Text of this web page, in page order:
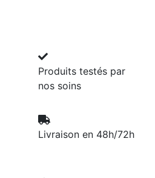
Produits testés par
nos soins
Livraison en 48h/72h